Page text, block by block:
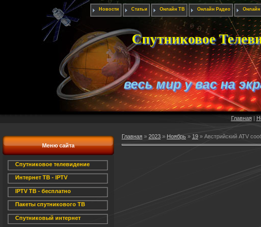
Новости Статьи Онлайн ТВ Онлайн Радио
Спутниковое
весь мир у вас на
Главная|
Меню сайта
Спутниковое телевидение
Интернет ТВ - IPTV
IPTV ТВ - бесплатно
Пакеты спутникового ТВ
Спутниковый интернет
Главная » 2023 » Ноябрь » 19 » Австрийский ATV